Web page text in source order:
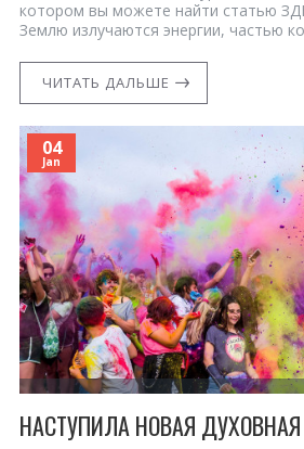
котором вы можете найти статью
Землю излучаются энергии, частью
ЧИТАТЬ ДАЛЬШЕ
04
Jan
НАСТУПИЛА НОВАЯ